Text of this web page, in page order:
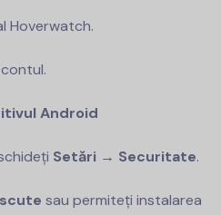
Hoverwatch.
Android
Setări → Securitate.
sau permiteți instalarea